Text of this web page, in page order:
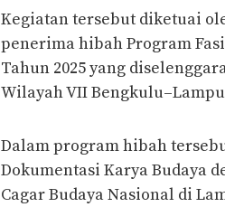
Kegiatan tersebut diketuai
penerima hibah Program
Tahun 2025 yang
Wilayah VII
Dalam program hibah
Dokumentasi Karya Budaya
Cagar Budaya Nasional di